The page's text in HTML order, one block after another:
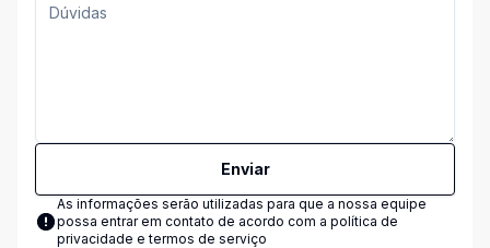
Enviar
As informações serão utilizadas para que a nossa equipe
possa entrar em contato de acordo com a política de
privacidade e termos de serviço